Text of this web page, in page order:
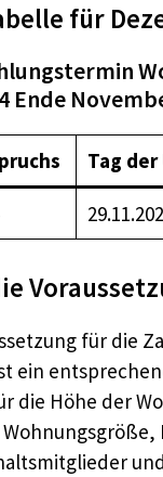
für
Ende
Tag
für die
ein
die Höhe der